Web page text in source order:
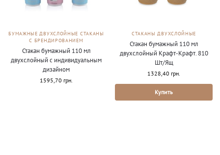
БУМАЖНЫЕ ДВУХСЛОЙНЫЕ СТАКАНЫ
С БРЕНДИРОВАНИЕМ
Стакан бумажный 110 мл
двухслойный с индивидуальным
дизайном
1595,70 грн.
СТАКАНЫ ДВУХСЛОЙНЫЕ
Стакан бумажный 110 мл
двухслойный Крафт-Крафт. 810
Шт/Ящ
1328,40 грн.
Купить